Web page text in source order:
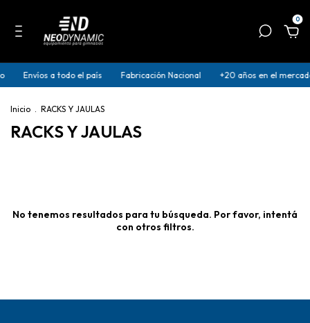
0
Envíos a todo el país Fabricación Nacional +20 años en el
Inicio . RACKS Y JAULAS
RACKS Y JAULAS
No tenemos resultados para tu búsqueda. Por favor, intentá
con otros filtros.